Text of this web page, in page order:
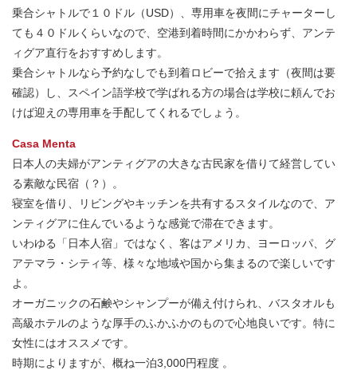
乗合シャトルで１０ドル（USD）、専用車を夜間にチャーターし
ても４０ドルくらいなので、空港到着時間にかかわらず、アンテ
ィグア直行をおすすめします。
乗合シャトルなら予約なしでも到着ロビーで拾えます（夜間は要
確認）し、スペイン語学校で学ばれる方の場合は学校に頼んでお
けば迎えの専用車を手配してくれるでしょう。
Casa Menta
日本人の夫婦がアンティグアの大きな古民家を借りて経営してい
る素敵な民宿（？）。
寝室を借り、リビングやキッチンを共有するスタイルなので、ア
ンティグアに住んでいるような感覚で滞在できます。
いわゆる「日本人宿」ではなく、客はアメリカ、ヨーロッパ、グ
アテマラ・シティ等、様々な地域や国から集まるので楽しいです
よ。
オーガニックの石鹸やシャンプーが備え付けられ、バスタオルも
高級ホテルのような厚手のふかふかのもので心地良いです。特に
女性にはオススメです。
時期によりますが、概ね一泊3,000円程度 。